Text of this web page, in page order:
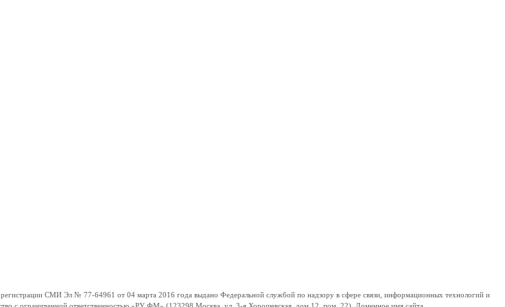
СМИ Эл № 77-64961 от 04 марта 2016 года выдано Федеральной службой по надзору в сфере связи, информационных технологий и